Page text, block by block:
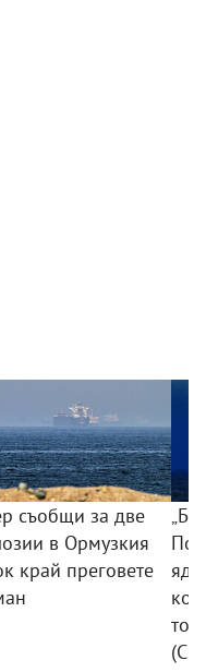
съобщи за две
в Ормузкия
край преговете